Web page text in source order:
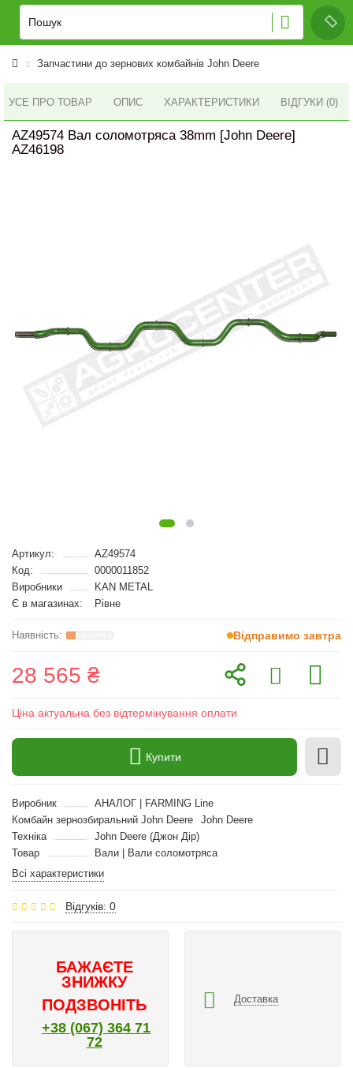
Запчастини до зернових комбайнів John Deere
УСЕ ПРО ТОВАР ОПИС ХАРАКТЕРИСТИКИ ВІДГУКИ (0)
AZ49574 Вал соломотряса 38mm [John Deere]
AZ46198
Артикул:
AZ49574
Код:
0000011852
Виробники
KAN METAL
Є в магазинах:
Рівне
Відправимо завтра
28 565 ₴
Ціна актуальна без відтермінування оплати
Купити
Виробник
АНАЛОГ | FARMING Line
Комбайн зернозбиральний John Deere
John Deere
Техніка
John Deere (Джон Дір)
Товар
Вали | Вали соломотряса
Всі характеристики
Відгуків: 0
БАЖАЄТЕ
ЗНИЖКУ
ПОДЗВОНІТЬ
+38 (067) 364 71
72
Доставка